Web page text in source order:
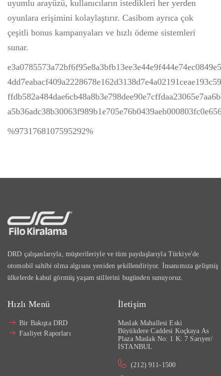
uyumlu arayüzü, kullanıcıların istedikleri her yerden
oyunlara erişimini kolaylaştırır. Casibom ayrıca çok
çeşitli bonus kampanyaları ve hızlı ödeme sistemleri
sunar.
%9731768107595292%
DRD çalışanlarıyla, müşterileriyle ve tüm paydaşlarıyla Türkiye'de
otomobil sahibi olma algısını yeniden şekillendiriyor. İnsanımıza gelişmiş
ülkelerde kabul görmüş yaşam stillerini bugünden sunuyoruz.
Hızlı Menü
Bir Bakışta DRD
Faaliyet Raporları
İletişim
Maslak Mahallesi Eski
Büyükdere Caddesi Koçkaya As
Plaza Maslak No: 1 K: 7 Sarıyer/
İSTANBUL
(212) 911-1500